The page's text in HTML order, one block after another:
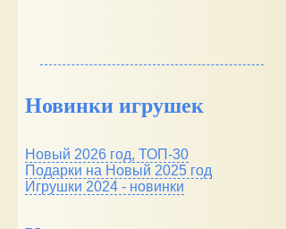
Новинки игрушек
Новый 2026 год, ТОП-30
Подарки на Новый 2025 год
Игрушки 2024 - новинки